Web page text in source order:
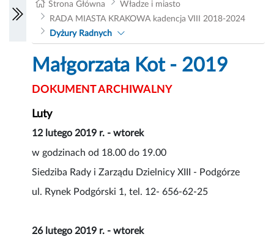
Strona Główna
Władze i miasto
RADA MIASTA KRAKOWA kadencja VIII 2018-2024
Dyżury Radnych
Małgorzata Kot - 2019
DOKUMENT ARCHIWALNY
Luty
12 lutego 2019 r. - wtorek
w godzinach od 18.00 do 19.00
Siedziba Rady i Zarządu Dzielnicy XIII - Podgórze
ul. Rynek Podgórski 1, tel. 12- 656-62-25
26 lutego 2019 r. - wtorek